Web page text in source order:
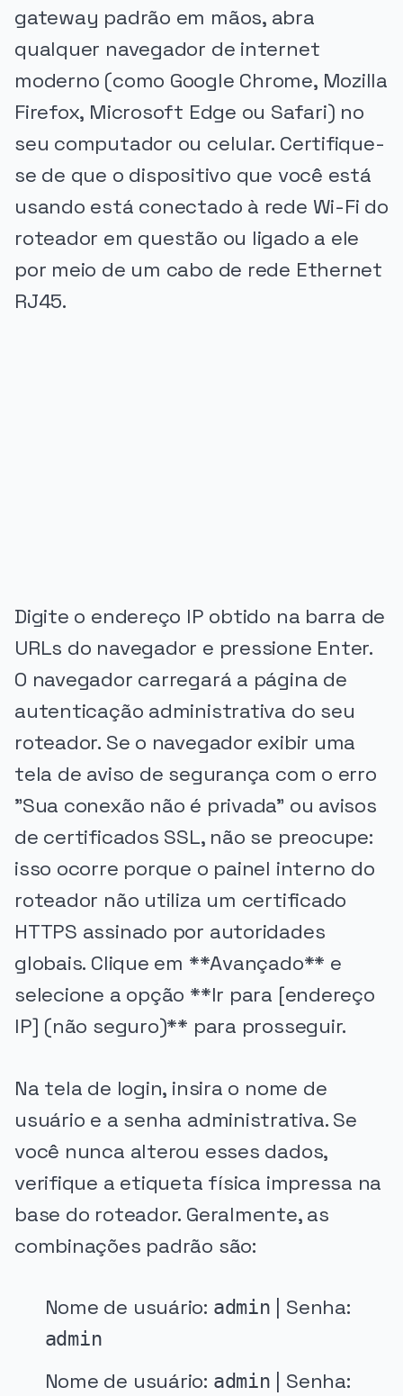
gateway padrão em mãos, abra
qualquer navegador de internet
moderno (como Google Chrome, Mozilla
Firefox, Microsoft Edge ou Safari) no
seu computador ou celular. Certifique-
se de que o dispositivo que você está
usando está conectado à rede Wi-Fi do
roteador em questão ou ligado a ele
por meio de um cabo de rede Ethernet
RJ45.
Digite o endereço IP obtido na barra de
URLs do navegador e pressione Enter.
O navegador carregará a página de
autenticação administrativa do seu
roteador. Se o navegador exibir uma
tela de aviso de segurança com o erro
"Sua conexão não é privada" ou avisos
de certificados SSL, não se preocupe:
isso ocorre porque o painel interno do
roteador não utiliza um certificado
HTTPS assinado por autoridades
globais. Clique em **Avançado** e
selecione a opção **Ir para [endereço
IP] (não seguro)** para prosseguir.
Na tela de login, insira o nome de
usuário e a senha administrativa. Se
você nunca alterou esses dados,
verifique a etiqueta física impressa na
base do roteador. Geralmente, as
combinações padrão são:
Nome de usuário: admin | Senha:
admin
Nome de usuário: admin | Senha: